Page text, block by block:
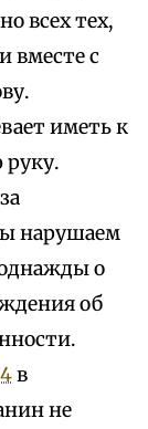
всех тех,
вместе с
иметь к
руку.
нарушаем
о
об
в
не